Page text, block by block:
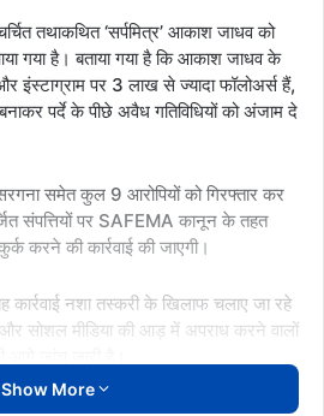
तथाकथित ‘सर्पमित्र’ आकाश जाधव को
गया है। बताया गया है कि आकाश जाधव के
पर 3 लाख से ज्यादा फॉलोअर्स हैं,
पर्दे के पीछे अवैध गतिविधियों को अंजाम दे
समेत कुल 9 आरोपियों को गिरफ्तार कर
संपत्तियों पर SAFEMA कानून के तहत
करने की कार्रवाई की जाएगी।
कार्रवाई नशा तस्करी के खिलाफ चलाए जा रहे
सोशल मीडिया की आड़ में अपराध करने वालों
Show More